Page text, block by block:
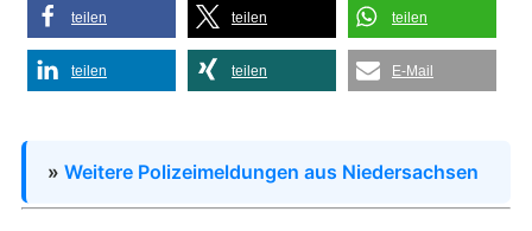
teilen teilen teilen
teilen teilen E-Mail
» Weitere Polizeimeldungen aus Niedersachsen